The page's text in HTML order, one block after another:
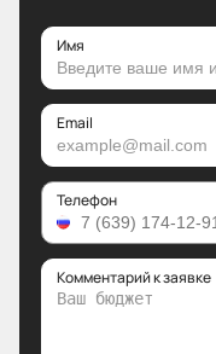
Имя
Email
Телефон
Комментарий к заявке